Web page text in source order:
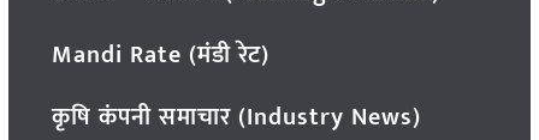
Mandi Rate (मंडी रेट)
कृषि कंपनी समाचार (Industry News)